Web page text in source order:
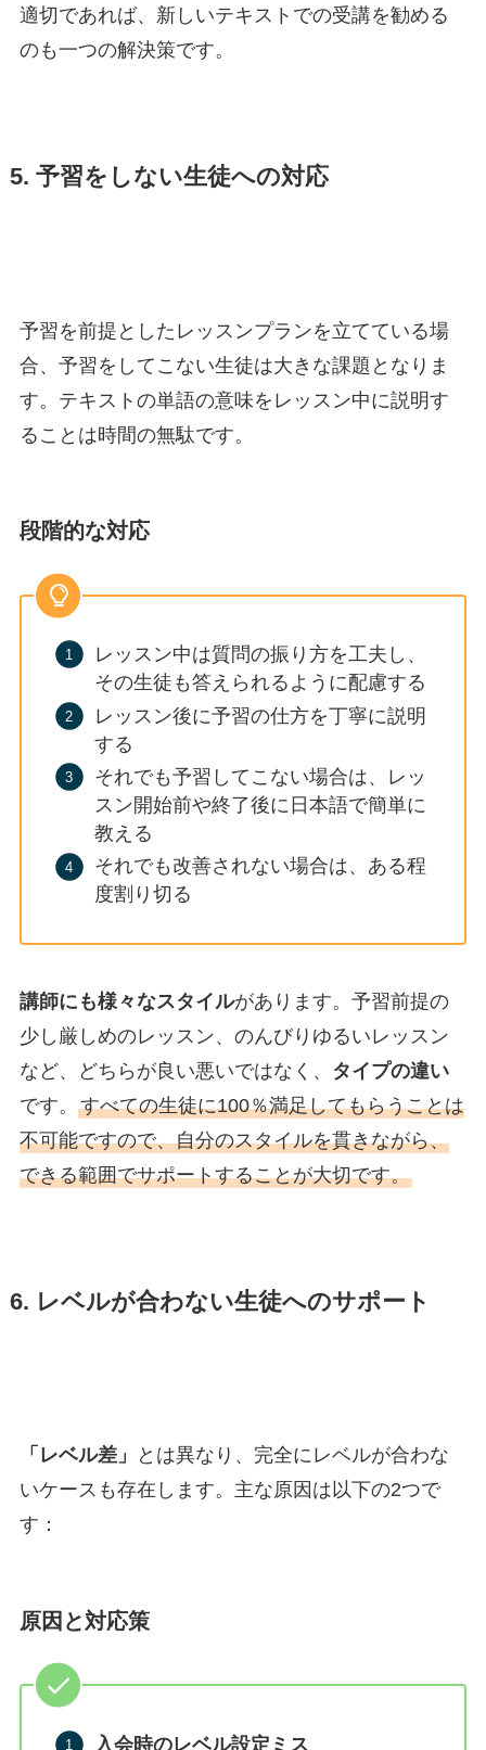
適切であれば、新しいテキストでの受講を勧める
のも一つの解決策です。
5. 予習をしない生徒への対応
予習を前提としたレッスンプランを立てている場
合、予習をしてこない生徒は大きな課題となりま
す。テキストの単語の意味をレッスン中に説明す
ることは時間の無駄です。
段階的な対応
レッスン中は質問の振り方を工夫し、
その生徒も答えられるように配慮する
レッスン後に予習の仕方を丁寧に説明
する
それでも予習してこない場合は、レッ
スン開始前や終了後に日本語で簡単に
教える
それでも改善されない場合は、ある程
度割り切る
講師にも様々なスタイルがあります。予習前提の
少し厳しめのレッスン、のんびりゆるいレッスン
など、どちらが良い悪いではなく、
タイプの違い
です。 すべての生徒に100％満足してもらうことは
不可能ですので、自分のスタイルを貫きながら、
できる範囲でサポートすることが大切です。
6. レベルが合わない生徒へのサポート
「レベル差」
とは異なり、完全にレベルが合わな
いケースも存在します。主な原因は以下の2つで
す：
原因と対応策
入会時のレベル設定ミス